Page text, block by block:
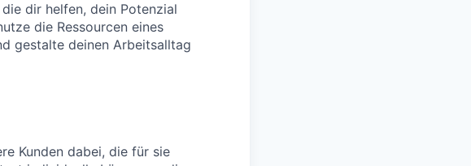
dir helfen, dein Potenzial
die Ressourcen eines
gestalte deinen Arbeitsalltag
Kunden dabei, die für sie